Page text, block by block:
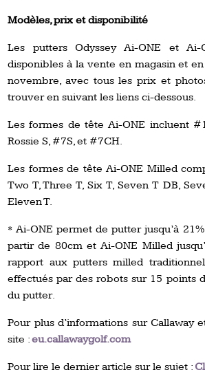
Modèles, prix et disponibilité
Les putters Odyssey Ai-ONE et Ai-
disponibles à la vente en magasin et
novembre, avec tous les prix et
trouver en suivant les liens ci-dessous.
Les formes de tête Ai-ONE incluent
Rossie S, #7S, et #7CH.
Les formes de tête Ai-ONE Milled
Two T, Three T, Six T, Seven T DB,
Eleven T.
* Ai-ONE permet de putter jusqu’à
partir de 80cm et Ai-ONE Milled
rapport aux putters milled
effectués par des robots sur 15 points
du putter.
Pour plus d’informations sur Callaway
site :eu.callawaygolf.com
Pour lire le dernier article sur le sujet :